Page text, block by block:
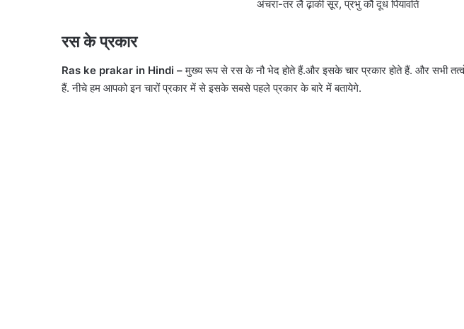
अंचरा-तर लै ढ़ाकी सूर, प्रभु कौ दूध पियावति
रस के प्रकार
Ras ke prakar in Hindi –मुख्य रूप से रस के नौ भेद होते हैं.और इसके चार प्रकार होते हैं. और सभी
हैं. नीचे हम आपको इन चारों प्रकार में से इसके सबसे पहले प्रकार के बारे में बतायेगे.